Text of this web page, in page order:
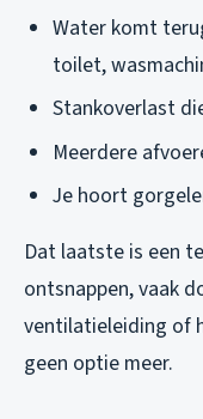
Water komt
toilet,
Stankoverlast
Meerdere
Je hoort
Dat laatste is een
ontsnappen, vaak
ventilatieleiding of
geen optie meer.